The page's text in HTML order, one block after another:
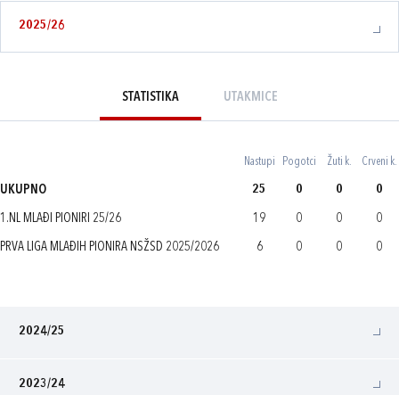
2025/26
STATISTIKA UTAKMICE
Nastupi Pogotci Žuti k. Crveni k.
UKUPNO 25 0 0 0
1.NL MLAĐI PIONIRI 25/26 19 0 0 0
PRVA LIGA MLAĐIH PIONIRA NSŽSD 2025/2026 6 0 0 0
2024/25
2023/24